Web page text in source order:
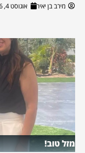
מירב בן יאיר אוגוסט 4, 2026
מזל טוב!